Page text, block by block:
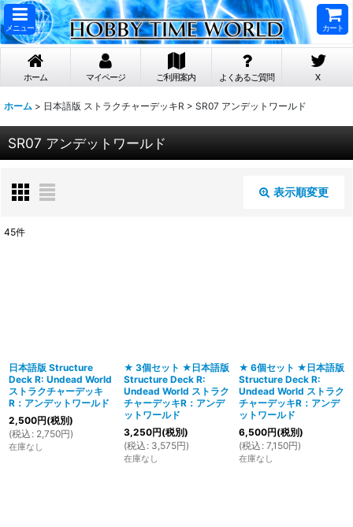
メニュー カート
ホーム マイページ ご利用案内 よくあるご質問 X
ホーム > 日本語版 ストラクチャーデッキR > SR07 アンデットワールド
SR07 アンデットワールド
表示順変更
絞り込む
45件
日本語版 Structure
Deck R: Undead World
ストラクチャーデッキ
R：アンデットワールド
2,500円(税別)
(税込 : 2,750円)
在庫なし
★ 3個セット ★日本語版
Structure Deck R:
Undead World ストラク
チャーデッキR：アンデ
ットワールド
3,250円(税別)
(税込 : 3,575円)
在庫なし
★ 6個セット ★日本語版
Structure Deck R:
Undead World ストラク
チャーデッキR：アンデ
ットワールド
6,500円(税別)
(税込 : 7,150円)
在庫なし